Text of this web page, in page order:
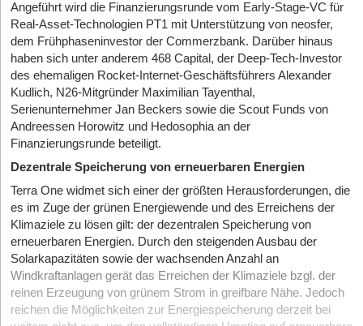
Angeführt wird die Finanzierungsrunde vom Early-Stage-VC für
Real-Asset-Technologien PT1 mit Unterstützung von neosfer,
dem Frühphaseninvestor der Commerzbank. Darüber hinaus
haben sich unter anderem 468 Capital, der Deep-Tech-Investor
des ehemaligen Rocket-Internet-Geschäftsführers Alexander
Kudlich, N26-Mitgründer Maximilian Tayenthal,
Serienunternehmer Jan Beckers sowie die Scout Funds von
Andreessen Horowitz und Hedosophia an der
Finanzierungsrunde beteiligt.
Dezentrale Speicherung von erneuerbaren Energien
Terra One widmet sich einer der größten Herausforderungen, die
es im Zuge der grünen Energiewende und des Erreichens der
Klimaziele zu lösen gilt: der dezentralen Speicherung von
erneuerbaren Energien. Durch den steigenden Ausbau der
Solarkapazitäten sowie der wachsenden Anzahl an
Windkraftanlagen gerät das Erreichen der Klimaziele bzgl. der
reinen Erzeugung von grünem Strom in greifbare Nähe. Jedoch
reichen die Möglichkeiten zur Energiespeicherung derzeit bei